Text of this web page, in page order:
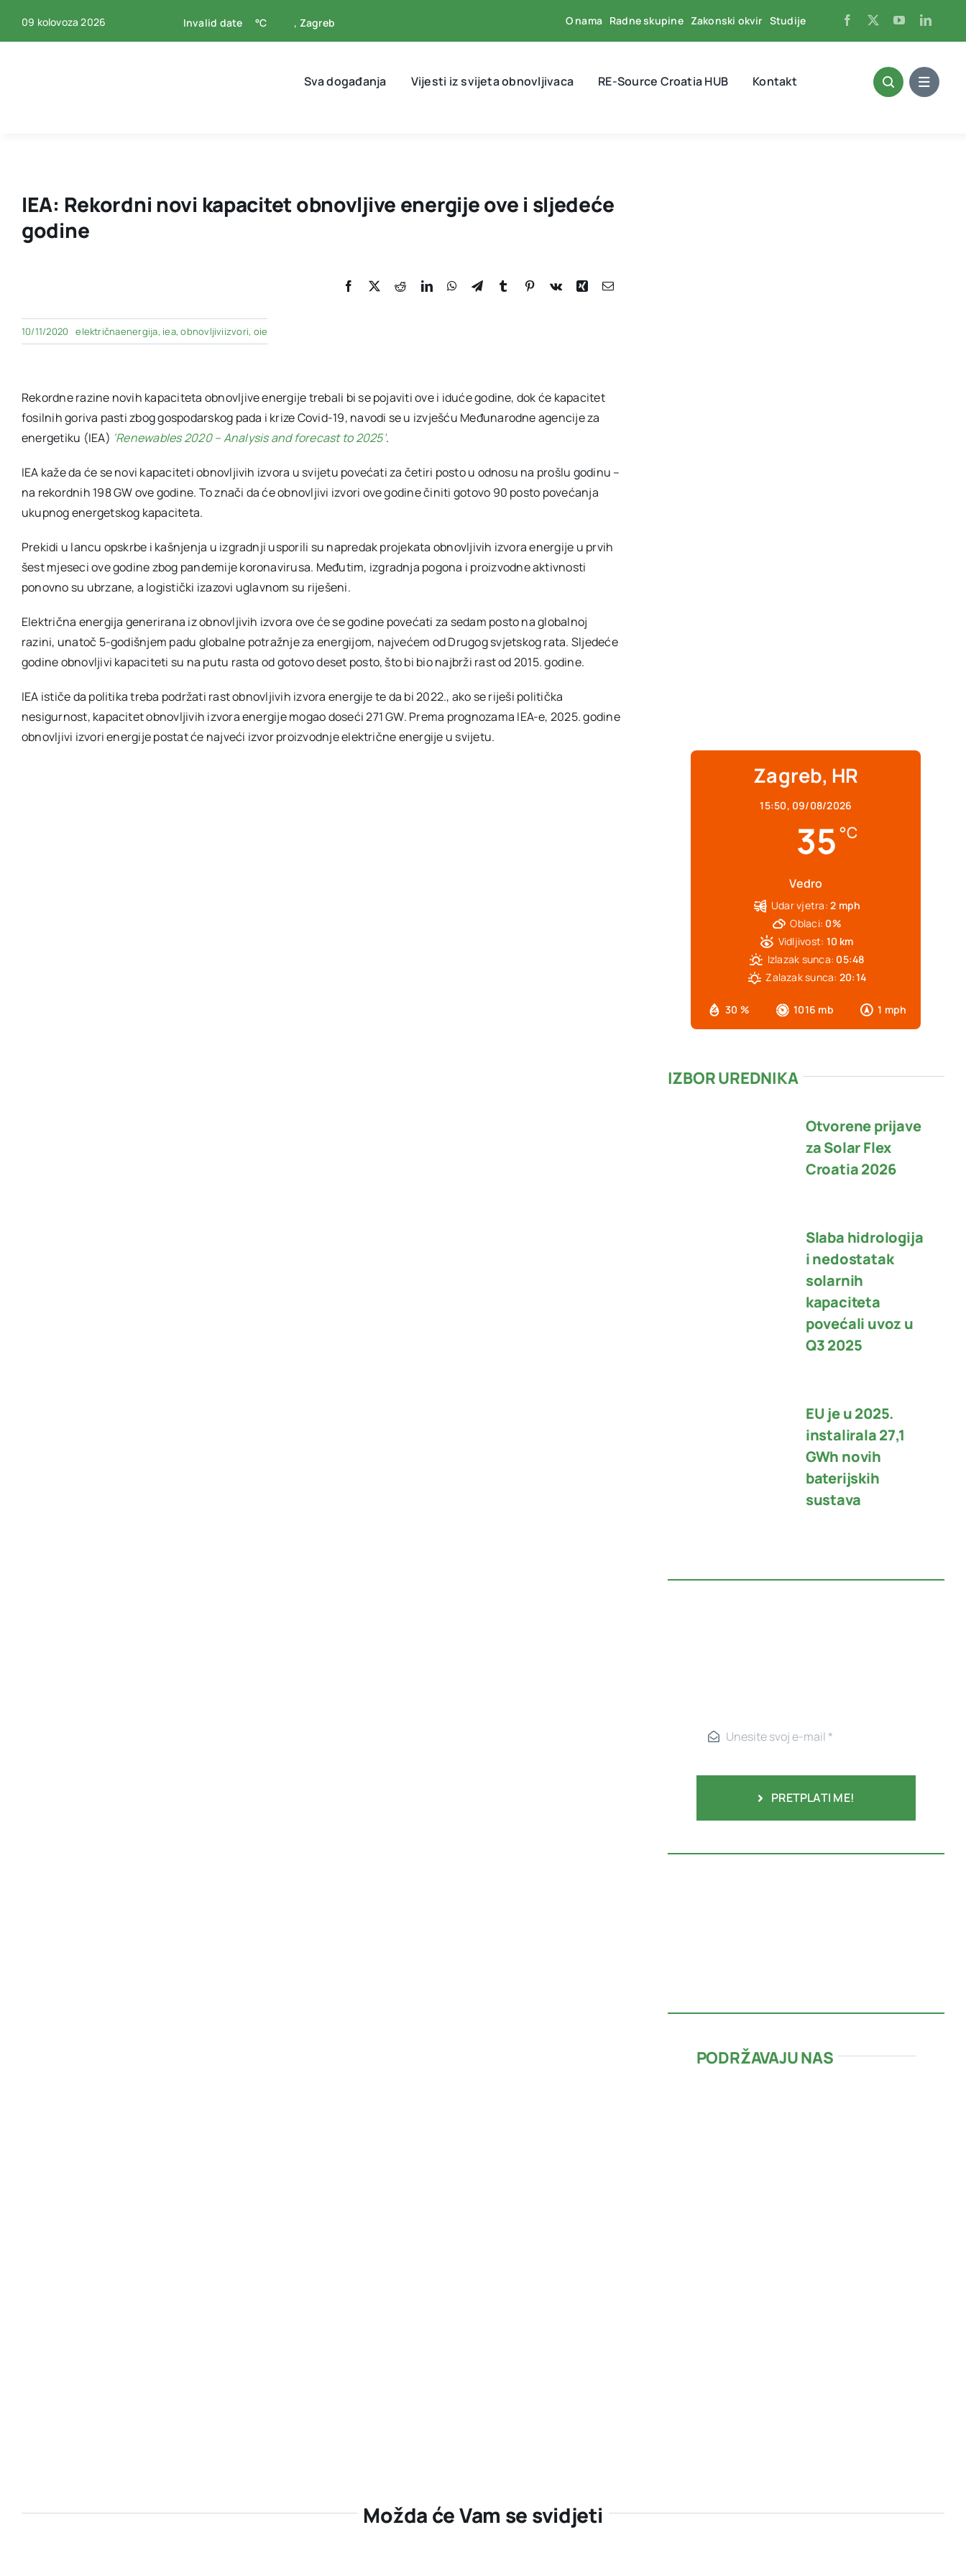
09 kolovoza 2026 Invalid date °C , Zagreb O nama Radne skupine Zakonski okvir Studije
Sva događanja Vijesti iz svijeta obnovljivaca RE-Source Croatia HUB Kontakt
IEA: Rekordni novi kapacitet obnovljive energije ove i sljedeće
godine
10/11/2020 električnaenergija, iea,obnovljiviizvori, oie
Rekordne razine novih kapaciteta obnovljive energije trebali bi se pojaviti ove i iduće godine, dok će kapacitet
fosilnih goriva pasti zbog gospodarskog pada i krize Covid-19, navodi se u izvješću Međunarodne agencije za
energetiku (IEA) ‘Renewables 2020 – Analysis and forecast to 2025’.
IEA kaže da će se novi kapaciteti obnovljivih izvora u svijetu povećati za četiri posto u odnosu na prošlu godinu –
na rekordnih 198 GW ove godine. To znači da će obnovljivi izvori ove godine činiti gotovo 90 posto povećanja
ukupnog energetskog kapaciteta.
Prekidi u lancu opskrbe i kašnjenja u izgradnji usporili su napredak projekata obnovljivih izvora energije u prvih
šest mjeseci ove godine zbog pandemije koronavirusa. Međutim, izgradnja pogona i proizvodne aktivnosti
ponovno su ubrzane, a logistički izazovi uglavnom su riješeni.
Električna energija generirana iz obnovljivih izvora ove će se godine povećati za sedam posto na globalnoj
razini, unatoč 5-godišnjem padu globalne potražnje za energijom, najvećem od Drugog svjetskog rata. Sljedeće
godine obnovljivi kapaciteti su na putu rasta od gotovo deset posto, što bi bio najbrži rast od 2015. godine.
IEA ističe da politika treba podržati rast obnovljivih izvora energije te da bi 2022., ako se riješi politička
nesigurnost, kapacitet obnovljivih izvora energije mogao doseći 271 GW. Prema prognozama IEA-e, 2025. godine
obnovljivi izvori energije postat će najveći izvor proizvodnje električne energije u svijetu.
Zagreb, HR
15:50, 09/08/2026
35 °C
Vedro
30 % 1016 mb 1 mph
Udar vjetra: 2 mph
Oblaci: 0%
Vidljivost: 10 km
Izlazak sunca: 05:48
Zalazak sunca: 20:14
IZBOR UREDNIKA
Otvorene prijave
za Solar Flex
Croatia 2026
Slaba hidrologija
i nedostatak
solarnih
kapaciteta
povećali uvoz u
Q3 2025
EU je u 2025.
instalirala 27,1
GWh novih
baterijskih
sustava
PRETPLATI ME!
PODRŽAVAJU NAS
Možda će Vam se svidjeti